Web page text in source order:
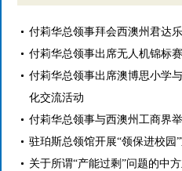
付莉华总领事拜会西澳州君达
付莉华总领事出席无人机锦标
付莉华总领事出席澳博思小学
化交流活动
付莉华总领事与西澳州工商界
驻珀斯总领馆开展“领保进校园
关于所谓“产能过剩”问题的中